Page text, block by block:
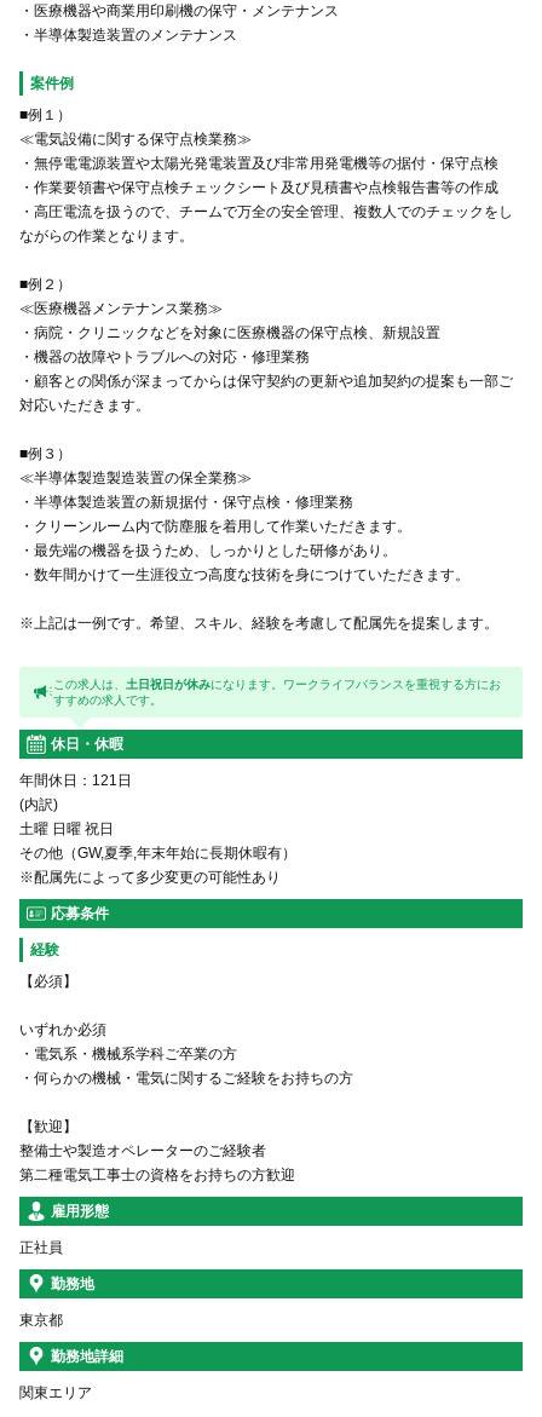
・医療機器や商業用印刷機の保守・メンテナンス
・半導体製造装置のメンテナンス
案件例
■例１）
≪電気設備に関する保守点検業務≫
・無停電電源装置や太陽光発電装置及び非常用発電機等の据付・保守点検
・作業要領書や保守点検チェックシート及び見積書や点検報告書等の作成
・高圧電流を扱うので、チームで万全の安全管理、複数人でのチェックをし
ながらの作業となります。
■例２）
≪医療機器メンテナンス業務≫
・病院・クリニックなどを対象に医療機器の保守点検、新規設置
・機器の故障やトラブルへの対応・修理業務
・顧客との関係が深まってからは保守契約の更新や追加契約の提案も一部ご
対応いただきます。
■例３）
≪半導体製造製造装置の保全業務≫
・半導体製造装置の新規据付・保守点検・修理業務
・クリーンルーム内で防塵服を着用して作業いただきます。
・最先端の機器を扱うため、しっかりとした研修があり。
・数年間かけて一生涯役立つ高度な技術を身につけていただきます。
※上記は一例です。希望、スキル、経験を考慮して配属先を提案します。
この求人は、 土日祝日が休みになります。ワークライフバランスを重視する方にお
すすめの求人です。
休日・休暇
年間休日：121日
(内訳)
土曜 日曜 祝日
その他（GW,夏季,年末年始に長期休暇有）
※配属先によって多少変更の可能性あり
応募条件
経験
【必須】
いずれか必須
・電気系・機械系学科ご卒業の方
・何らかの機械・電気に関するご経験をお持ちの方
【歓迎】
整備士や製造オペレーターのご経験者
第二種電気工事士の資格をお持ちの方歓迎
雇用形態
正社員
勤務地
東京都
勤務地詳細
関東エリア